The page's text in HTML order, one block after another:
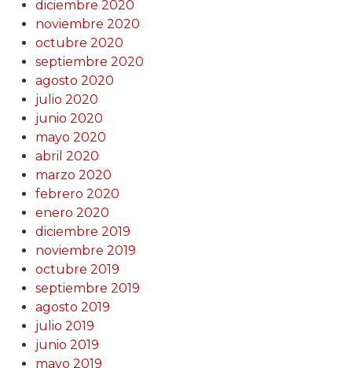
diciembre 2020
noviembre 2020
octubre 2020
septiembre 2020
agosto 2020
julio 2020
junio 2020
mayo 2020
abril 2020
marzo 2020
febrero 2020
enero 2020
diciembre 2019
noviembre 2019
octubre 2019
septiembre 2019
agosto 2019
julio 2019
junio 2019
mayo 2019